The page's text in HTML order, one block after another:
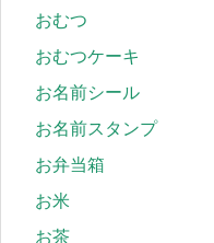
おむつ
おむつケーキ
お名前シール
お名前スタンプ
お弁当箱
お米
お茶